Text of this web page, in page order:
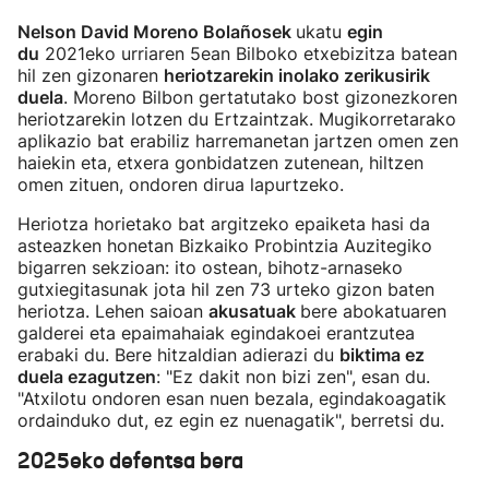
Nelson David Moreno Bolañosek ukatu egin
du 2021eko urriaren 5ean Bilboko etxebizitza batean
hil zen gizonaren heriotzarekin inolako zerikusirik
duela. Moreno Bilbon gertatutako bost gizonezkoren
heriotzarekin lotzen du Ertzaintzak. Mugikorretarako
aplikazio bat erabiliz harremanetan jartzen omen zen
haiekin eta, etxera gonbidatzen zutenean, hiltzen
omen zituen, ondoren dirua lapurtzeko.
Heriotza horietako bat argitzeko epaiketa hasi da
asteazken honetan Bizkaiko Probintzia Auzitegiko
bigarren sekzioan: ito ostean, bihotz-arnaseko
gutxiegitasunak jota hil zen 73 urteko gizon baten
heriotza. Lehen saioan akusatuak bere abokatuaren
galderei eta epaimahaiak egindakoei erantzutea
erabaki du. Bere hitzaldian adierazi du biktima ez
duela ezagutzen: "Ez dakit non bizi zen", esan du.
"Atxilotu ondoren esan nuen bezala, egindakoagatik
ordainduko dut, ez egin ez nuenagatik", berretsi du.
2025eko defentsa bera